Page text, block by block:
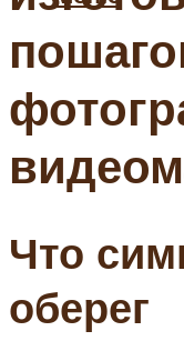
Что
оберег